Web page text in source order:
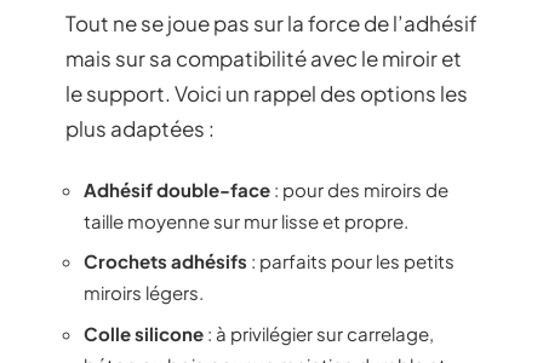
Tout ne se joue pas sur la force de l’adhésif
mais sur sa compatibilité avec le miroir et
le support. Voici un rappel des options les
plus adaptées :
Adhésif double-face : pour des miroirs de
taille moyenne sur mur lisse et propre.
Crochets adhésifs : parfaits pour les petits
miroirs légers.
Colle silicone : à privilégier sur carrelage,